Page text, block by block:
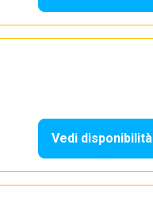
Vedi disponibilità